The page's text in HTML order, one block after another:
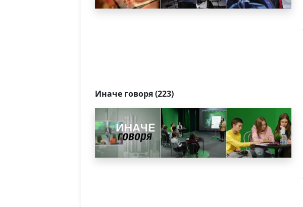
Иначе говоря (223)